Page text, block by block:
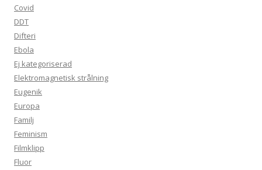
Covid
DDT
Difteri
Ebola
Ej kategoriserad
Elektromagnetisk strålning
Eugenik
Europa
Familj
Feminism
Filmklipp
Fluor